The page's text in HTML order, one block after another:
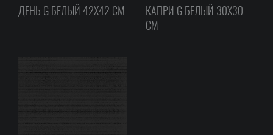
ДЕНЬ G БЕЛЫЙ 42Х42 СМ
КАПРИ G БЕЛЫЙ 30Х30
СМ